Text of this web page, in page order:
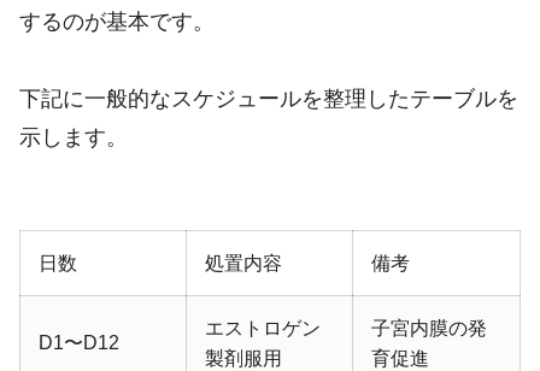
するのが基本です。
下記に一般的なスケジュールを整理したテーブルを
示します。
日数 処置内容 備考
D1〜D12
エストロゲン
製剤服用
子宮内膜の発
育促進